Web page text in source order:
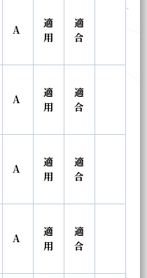
A
適
用
適
合
A
適
用
適
合
A
適
用
適
合
A
適
用
適
合